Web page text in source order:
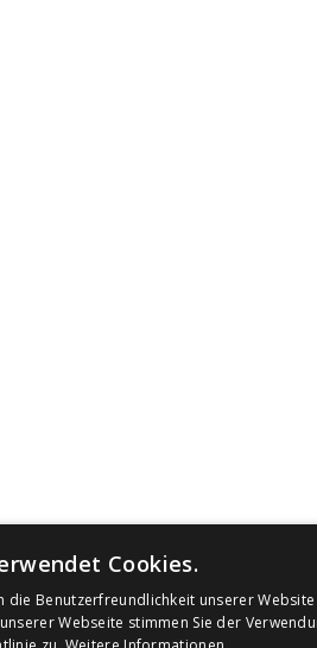
Cookies.
die Benutzerfreundlichkeit unserer
Webseite stimmen Sie der